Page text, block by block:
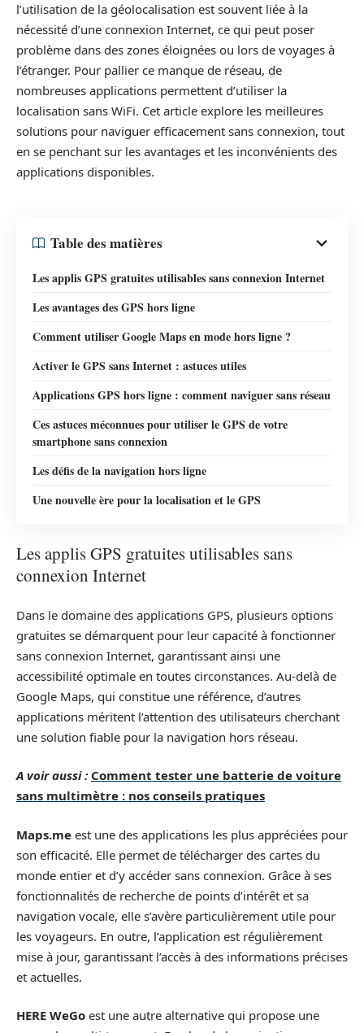
l’utilisation de la géolocalisation est souvent liée à la
nécessité d’une connexion Internet, ce qui peut poser
problème dans des zones éloignées ou lors de voyages à
l’étranger. Pour pallier ce manque de réseau, de
nombreuses applications permettent d’utiliser la
localisation sans WiFi. Cet article explore les meilleures
solutions pour naviguer efficacement sans connexion, tout
en se penchant sur les avantages et les inconvénients des
applications disponibles.
Table des matières
Les applis GPS gratuites utilisables sans connexion Internet
Les avantages des GPS hors ligne
Comment utiliser Google Maps en mode hors ligne ?
Activer le GPS sans Internet : astuces utiles
Applications GPS hors ligne : comment naviguer sans réseau
Ces astuces méconnues pour utiliser le GPS de votre
smartphone sans connexion
Les défis de la navigation hors ligne
Une nouvelle ère pour la localisation et le GPS
Les applis GPS gratuites utilisables sans
connexion Internet
Dans le domaine des applications GPS, plusieurs options
gratuites se démarquent pour leur capacité à fonctionner
sans connexion Internet, garantissant ainsi une
accessibilité optimale en toutes circonstances. Au-delà de
Google Maps, qui constitue une référence, d’autres
applications méritent l’attention des utilisateurs cherchant
une solution fiable pour la navigation hors réseau.
A voir aussi : Comment tester une batterie de voiture
sans multimètre : nos conseils pratiques
Maps.me est une des applications les plus appréciées pour
son efficacité. Elle permet de télécharger des cartes du
monde entier et d’y accéder sans connexion. Grâce à ses
fonctionnalités de recherche de points d’intérêt et sa
navigation vocale, elle s’avère particulièrement utile pour
les voyageurs. En outre, l’application est régulièrement
mise à jour, garantissant l’accès à des informations précises
et actuelles.
HERE WeGo est une autre alternative qui propose une